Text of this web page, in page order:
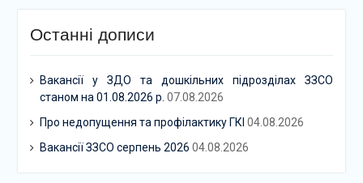
Останні дописи
Вакансії у ЗДО та дошкільних підрозділах ЗЗСО
станом на 01.08.2026 р. 07.08.2026
Про недопущення та профілактику ГКІ 04.08.2026
Вакансії ЗЗСО серпень 2026 04.08.2026